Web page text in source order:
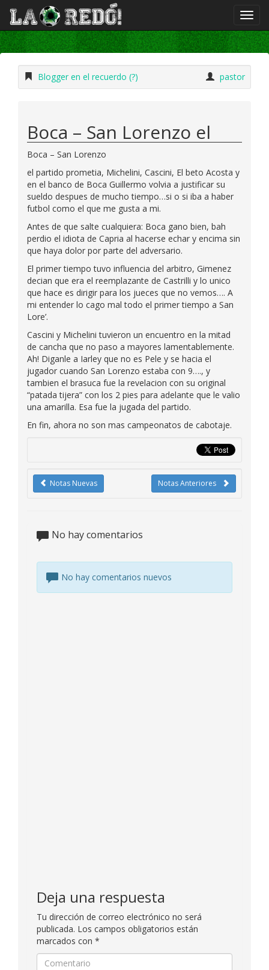
Blogger en el recuerdo (?) pastor
Boca – San Lorenzo el
Boca – San Lorenzo
el partido prometia, Michelini, Cascini, El beto Acosta y
en el banco de Boca Guillermo volvia a justificar su
sueldo despues de mucho tiempo…si o si iba a haber
futbol como el que me gusta a mi.
Antes de que salte cualquiera: Boca gano bien, bah
perdio el idiota de Capria al hacerse echar y encima sin
que haya dolor por parte del adversario.
El primer tiempo tuvo influencia del arbitro, Gimenez
decian que era el reemplazante de Castrilli y lo unico
que hace es dirigir para los jueces que no vemos…. A
mi entender lo cago mal todo el primer tiempo a San
Lore’.
Cascini y Michelini tuvieron un encuentro en la mitad
de cancha que no paso a mayores lamentablemente.
Ah! Diganle a Iarley que no es Pele y se hacia el
jugador cuando San Lorenzo estaba con 9…., y
tambien el brasuca fue la revelacion con su original
“patada tijera” con los 2 pies para adelante que le valio
una amarilla. Esa fue la jugada del partido.
En fin, ahora no son mas campeonatos de cabotaje.
Notas Anteriores
Notas Nuevas
No hay comentarios
No hay comentarios nuevos
Deja una respuesta
Tu dirección de correo electrónico no será
publicada. Los campos obligatorios están
marcados con *